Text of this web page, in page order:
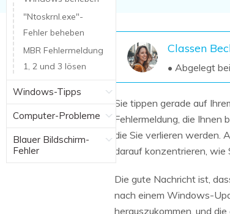
Mac-Papierkorb-Wiederherstellung
Neu
Classen
• Abgelegt
Sie tippen gerade auf
Fehlermeldung, die Ihnen
die Sie verlieren werden.
darauf konzentrieren, wie
Die gute Nachricht ist,
nach einem Windows-
herauszukommen, und
"Ntoskrnl.exe"-
Fehler beheben
MBR Fehlermeldung
1, 2 und 3 lösen
Windows-Tipps
Computer-Probleme
Blauer Bildschirm-
Fehler